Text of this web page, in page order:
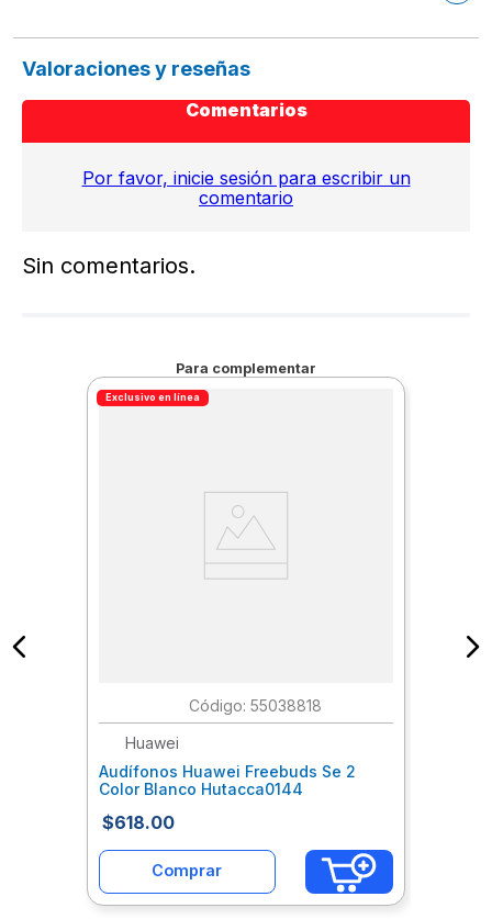
Valoraciones y reseñas
Comentarios
Por favor, inicie sesión para escribir un
comentario
Sin comentarios.
Para complementar
Exclusivo en línea
: 55038818
Huawei
Audífonos Huawei Freebuds Se 2
Color Blanco Hutacca0144
$618.00
Comprar